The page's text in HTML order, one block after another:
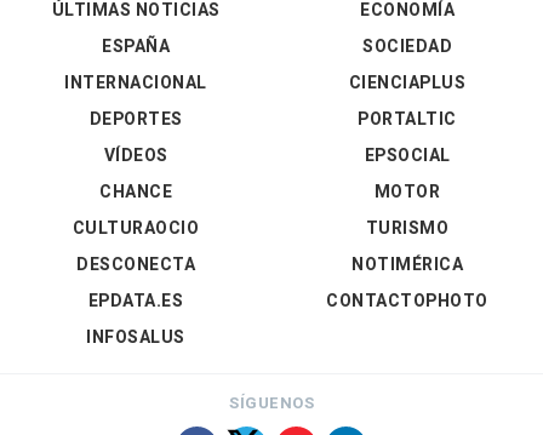
ÚLTIMAS NOTICIAS
ESPAÑA
INTERNACIONAL
DEPORTES
VÍDEOS
ECONOMÍA
SOCIEDAD
CIENCIAPLUS
PORTALTIC
EPSOCIAL
CHANCE
CULTURAOCIO
DESCONECTA
EPDATA.ES
INFOSALUS
MOTOR
TURISMO
NOTIMÉRICA
CONTACTOPHOTO
SÍGUENOS